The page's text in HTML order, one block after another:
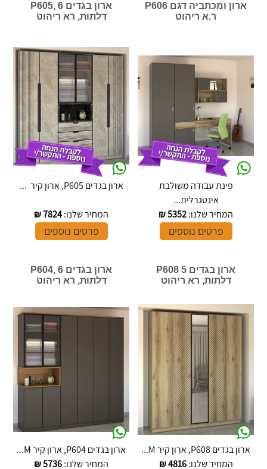
ארון ומכתביה דגם P606
ר.א ריהוט
פינת עבודה משולבת
אינטגרלית...
המחיר שלנו:5352
₪
פרטים נוספים
ארון בגדים P605, 6
דלתות, רא ריהוט
ארון בגדים P605, ארון קיר ...
המחיר שלנו:7824
₪
פרטים נוספים
ארון בגדים P608 5
דלתות, רא ריהוט
ארון בגדים P608, ארון קיר M...
המחיר שלנו:4816
₪
ארון בגדים P604, 6
דלתות, רא ריהוט
ארון בגדים P604, ארון קיר M...
המחיר שלנו:5736
₪